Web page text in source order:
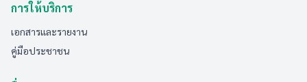
การให้บริการ
เอกสารและรายงาน
คู่มือประชาชน